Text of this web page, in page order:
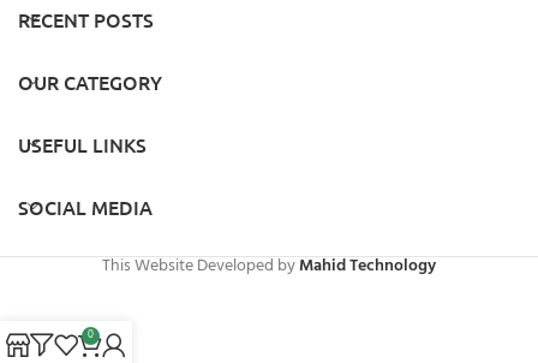
RECENT POSTS
OUR CATEGORY
USEFUL LINKS
SOCIAL MEDIA
This Website Developed byMahid Technology
0